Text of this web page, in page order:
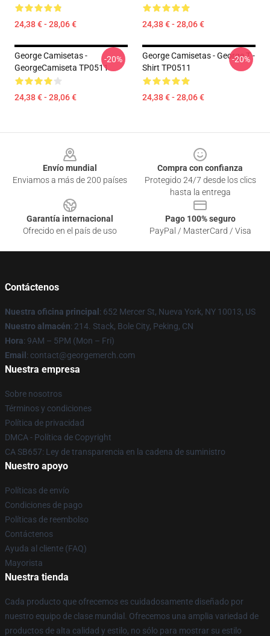
24,38 € - 28,06 € 24,38 € - 28,06 €
George Camisetas -
GeorgeCamiseta TP0511
24,38 € - 28,06 €
-20%
George Camisetas - George T -
Shirt TP0511
24,38 € - 28,06 €
-20%
Envío mundial
Enviamos a más de 200 países
Compra con confianza
Protegido 24/7 desde los clics
hasta la entrega
Garantía internacional
Ofrecido en el país de uso
Pago 100% seguro
PayPal / MasterCard / Visa
Contáctenos
Nuestra oficina principal : 652 Mercer St, Nueva York, NY 10013, US
Nuestro almacén: 214. Stack, Bole City, Peking, CN
Hora: 9AM – 5PM (Mon – Fri)
Email : contact@georgemerch.com
Nuestra empresa
Sobre nosotros
Términos y condiciones
Política de privacidad
DMCA - Política de Copyright
CA SB657: Ley de transparencia en la cadena de suministro
Nuestro apoyo
Políticas de envío
Condiciones de pago
Políticas de reembolso
Contáctenos
Ayuda al cliente (FAQ)
Mayorista
Nuestra tienda
Cada producto que ofrecemos es cuidadosamente diseñado por
nuestro equipo de clase mundial. Ofrecemos una amplia variedad de
productos de alta calidad y estilo, no sólo para mostrar su estilo